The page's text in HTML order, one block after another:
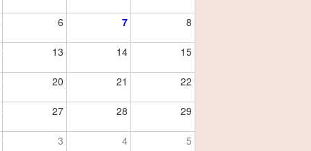
6 7 8
13 14 15
20 21 22
27 28 29
3 4 5